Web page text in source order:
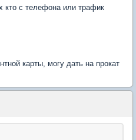
кто с телефона или трафик
карты, могу дать на прокат